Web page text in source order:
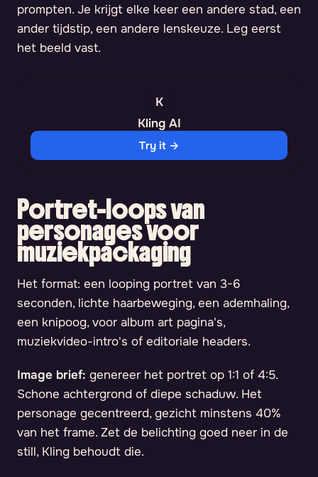
prompten. Je krijgt elke keer een andere stad, een
ander tijdstip, een andere lenskeuze. Leg eerst
het beeld vast.
Kling AI
Try it →
Portret-loops van
personages voor
muziekpackaging
Het format: een looping portret van 3-6
seconden, lichte haarbeweging, een ademhaling,
een knipoog, voor album art pagina's,
muziekvideo-intro's of editoriale headers.
Image brief: genereer het portret op 1:1 of 4:5.
Schone achtergrond of diepe schaduw. Het
personage gecentreerd, gezicht minstens 40%
van het frame. Zet de belichting goed neer in de
still, Kling behoudt die.